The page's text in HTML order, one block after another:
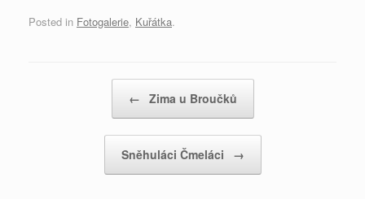
Posted in Fotogalerie, Kuřátka.
← Zima u Broučků
Sněhuláci Čmeláci →